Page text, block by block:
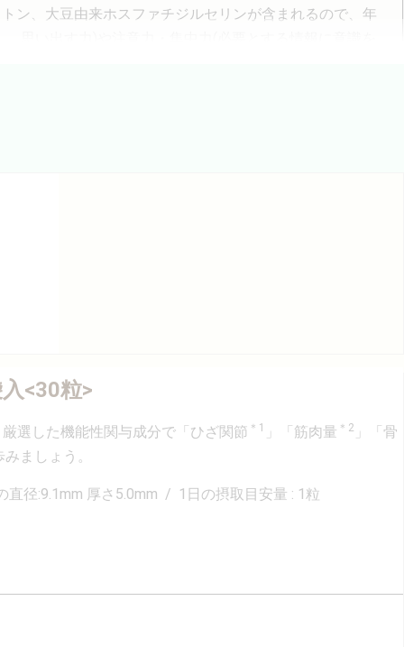
ン、大豆由来ホスファチジルセリンが含まれるので、年
受けたものではありません。届け出られた科学的根拠等の情報は消費者庁のウ
<30粒>
選した機能性関与成分で「ひざ関節 ＊1 」「筋肉量 ＊2 」「骨
ましょう。
径:9.1mm 厚さ5.0mm / 1日の摂取目安量 : 1粒